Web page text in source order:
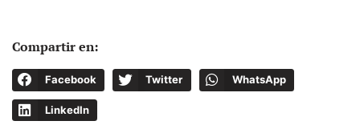
Compartir en:
Facebook Twitter WhatsApp
LinkedIn